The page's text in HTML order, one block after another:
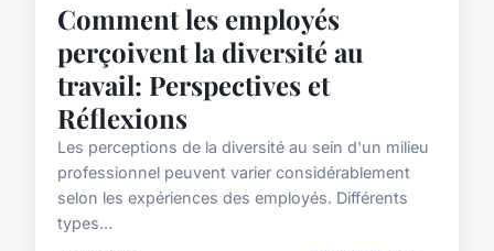
Comment les employés
perçoivent la diversité au
travail: Perspectives et
Réflexions
Les perceptions de la diversité au sein d'un milieu
professionnel peuvent varier considérablement
selon les expériences des employés. Différents
types...